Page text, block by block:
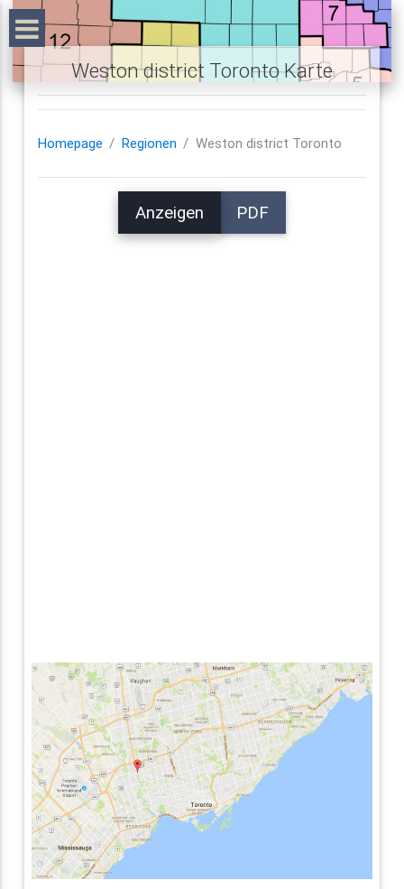
Weston district Toronto Karte
Homepage Regionen Weston district Toronto
Anzeigen PDF